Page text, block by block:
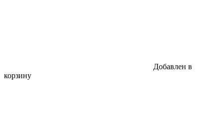
Добавлен в
корзину